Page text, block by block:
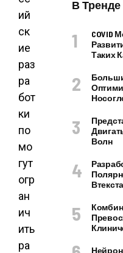
ий
ск
ие
раз
ра
бот
ки
по
мо
гут
огр
ан
ич
ить
ра
В Тренде
COVID
Таких
Волн